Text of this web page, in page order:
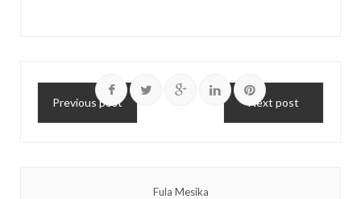
Previous post Next post
Fula Mesika